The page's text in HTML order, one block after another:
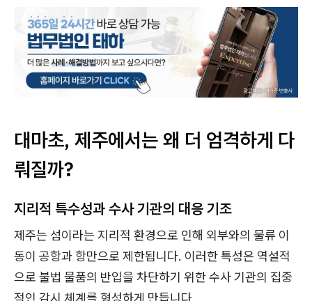
대마초, 제주에서는 왜 더 엄격하게 다
뤄질까?
지리적 특수성과 수사 기관의 대응 기조
제주는 섬이라는 지리적 환경으로 인해 외부와의 물류 이
동이 공항과 항만으로 제한됩니다. 이러한 특성은 역설적
으로 불법 물품의 반입을 차단하기 위한 수사 기관의 집중